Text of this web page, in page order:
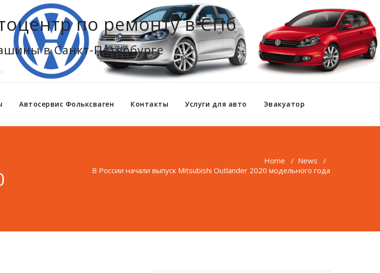
по ремонту в СПб
в Санкт-Петербурге
Автосервис Фольксваген Контакты Услуги для авто Эвакуатор
Home / News /
В России начали выпуск Mitsubishi Outlander 2020 модельного года